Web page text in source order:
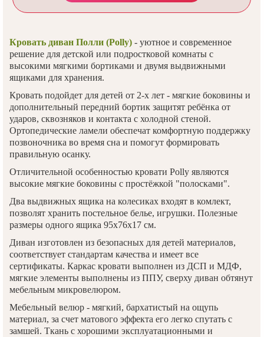
Кровать диван Полли (Polly)- уютное и современное
решение для детской или подростковой комнаты с
высокими мягкими бортиками и двумя выдвижными
ящиками для хранения.
Кровать подойдет для детей от 2-х лет - мягкие боковины и
дополнительный передний бортик защитят ребёнка от
ударов, сквозняков и контакта с холодной стеной.
Ортопедические ламели обеспечат комфортную поддержку
позвоночника во время сна и помогут формировать
правильную осанку.
Отличительной особенностью кровати Polly являются
высокие мягкие боковины с простёжкой "полосками".
Два выдвижных ящика на колесиках входят в комлект,
позволят хранить постельное белье, игрушки. Полезные
размеры одного ящика 95х76х17 см.
Диван изготовлен из безопасных для детей материалов,
соответствует стандартам качества и имеет все
сертификаты. Каркас кровати выполнен из ДСП и МДФ,
мягкие элементы выполнены из ППУ, сверху диван обтянут
мебельным микровелюром.
Мебельный велюр - мягкий, бархатистый на ощупь
материал, за счет матового эффекта его легко спутать с
замшей. Ткань с хорошими эксплуатационными и